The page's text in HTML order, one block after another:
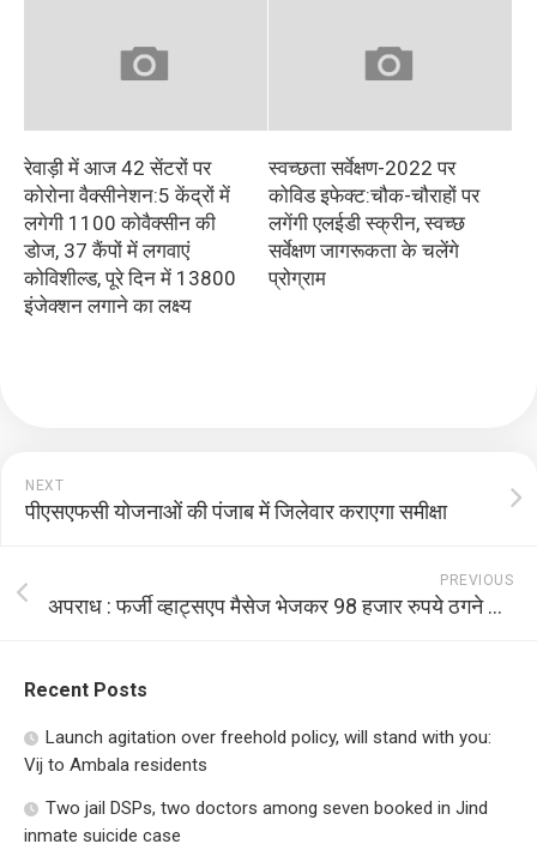
रेवाड़ी में आज 42 सेंटरों पर
कोरोना वैक्सीनेशन:5 केंद्रों में
लगेगी 1100 कोवैक्सीन की
डोज, 37 कैंपों में लगवाएं
कोविशील्ड, पूरे दिन में 13800
इंजेक्शन लगाने का लक्ष्य
स्वच्छता सर्वेक्षण-2022 पर
कोविड इफेक्ट:चौक-चौराहों पर
लगेंगी एलईडी स्क्रीन, स्वच्छ
सर्वेक्षण जागरूकता के चलेंगे
प्रोग्राम
NEXT
पीएसएफसी योजनाओं की पंजाब में जिलेवार कराएगा समीक्षा
PREVIOUS
अपराध : फर्जी व्हाट्सएप मैसेज भेजकर 98 हजार रुपये ठगने का आरोपी गिरफ्तार
Recent Posts
Launch agitation over freehold policy, will stand with you:
Vij to Ambala residents
Two jail DSPs, two doctors among seven booked in Jind
inmate suicide case